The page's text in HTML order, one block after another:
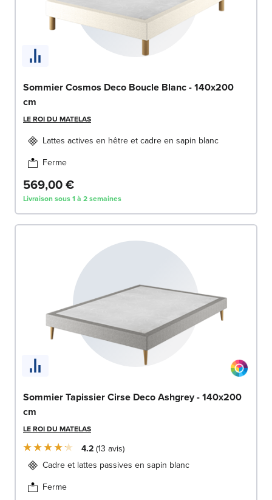
Sommier Cosmos Deco Boucle Blanc - 140x200
cm
LE ROI DU MATELAS
Lattes actives en hêtre et cadre en sapin blanc
Ferme
569,00 €
Livraison sous 1 à 2 semaines
Sommier Tapissier Cirse Deco Ashgrey - 140x200
cm
LE ROI DU MATELAS
4.2 13 avis
Cadre et lattes passives en sapin blanc
Ferme